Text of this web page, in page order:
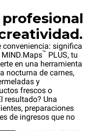
significa
MIND.Maps™ PLUS, tu
en una herramienta
nocturna de carnes,
y
frescos o
resultado? Una
preparaciones
de ingresos que no